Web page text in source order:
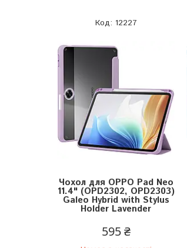
12227
Чохол для OPPO Pad Neo
11.4" (OPD2302, OPD2303)
Galeo Hybrid with Stylus
Holder Lavender
595 ₴